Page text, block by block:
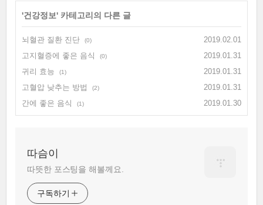
'건강정보' 카테고리의 다른 글
뇌혈관 질환 진단 (0)
2019.02.01
고지혈증에 좋은 음식
(0)
2019.01.31
귀리 효능
(1)
2019.01.31
고혈압 낮추는 방법
(2)
2019.01.31
간에 좋은 음식
(1) 2019.01.30
따슴이
따뜻한 포스팅을 해볼께요.
구독하기